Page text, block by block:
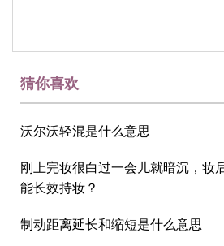
猜你喜欢
沃尔沃轻混是什么意思
刚上完妆很白过一会儿就暗沉，妆
能长效持妆？
制动距离延长和缩短是什么意思